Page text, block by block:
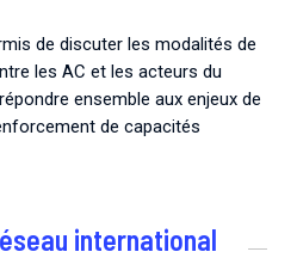
de discuter les modalités de
les AC et les acteurs du
ensemble aux enjeux de
de capacités
international